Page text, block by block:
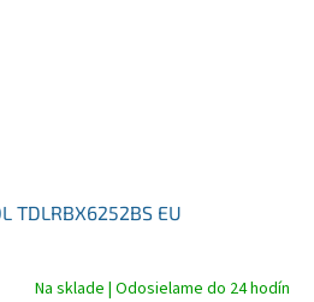
TDLRBX6252BS EU
Na sklade | Odosielame do 24 hodín